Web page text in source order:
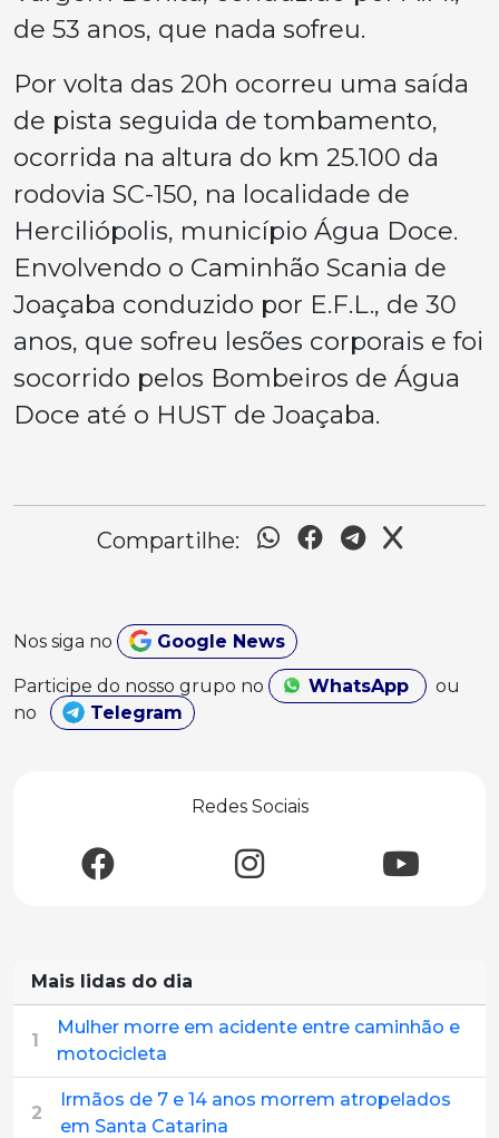
de 53 anos, que nada sofreu.
Por volta das 20h ocorreu uma saída
de pista seguida de tombamento,
ocorrida na altura do km 25.100 da
rodovia SC-150, na localidade de
Herciliópolis, município Água Doce.
Envolvendo o Caminhão Scania de
Joaçaba conduzido por E.F.L., de 30
anos, que sofreu lesões corporais e foi
socorrido pelos Bombeiros de Água
Doce até o HUST de Joaçaba.
Compartilhe:
Nos siga no Google News
Participe do nosso grupo no WhatsApp
ou
no
Telegram
Redes Sociais
Mais lidas do dia
1
Mulher morre em acidente entre caminhão e
motocicleta
2
Irmãos de 7 e 14 anos morrem atropelados
em Santa Catarina